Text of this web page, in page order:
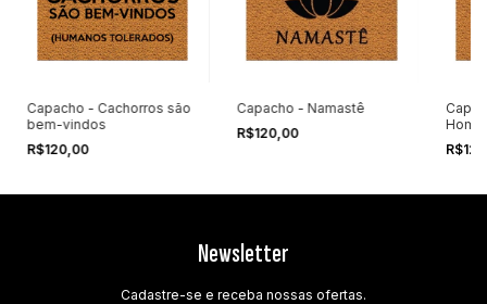
Capacho - Cachorros são
bem-vindos
R$120,00
Capacho - Namastê
R$120,00
Home
Newsletter
Cadastre-se e receba nossas ofertas.